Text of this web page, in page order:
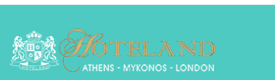
64,80€.είναι: